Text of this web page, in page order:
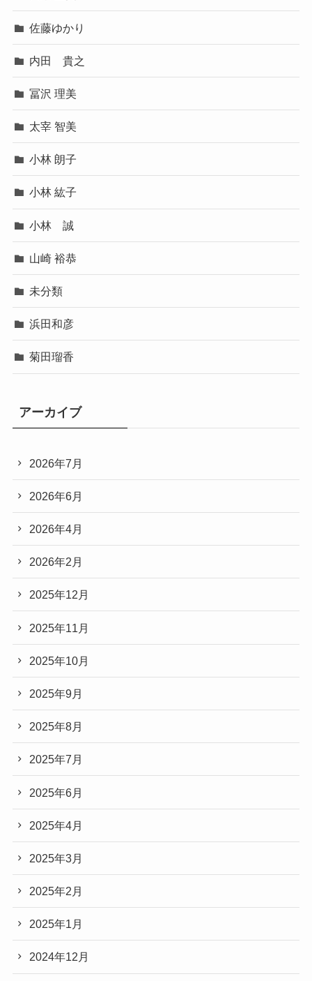
佐藤ゆかり
内田 貴之
冨沢 理美
太宰 智美
小林 朗子
小林 紘子
小林 誠
山崎 裕恭
未分類
浜田和彦
菊田瑠香
アーカイブ
2026年7月
2026年6月
2026年4月
2026年2月
2025年12月
2025年11月
2025年10月
2025年9月
2025年8月
2025年7月
2025年6月
2025年4月
2025年3月
2025年2月
2025年1月
2024年12月